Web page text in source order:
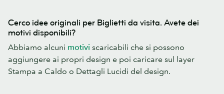
Cerco idee originali per Biglietti da visita. Avete dei
motivi disponibili?
Abbiamo alcuni motivi scaricabili che si possono
aggiungere ai propri design e poi caricare sul layer
Stampa a Caldo o Dettagli Lucidi del design.